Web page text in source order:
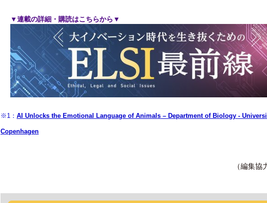
▼連載の詳細・購読はこちらから▼
※1： AI Unlocks the Emotional Language of Animals – Department of Biology -
Copenhagen
（編集協